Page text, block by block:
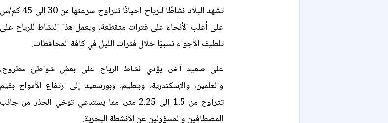
تشهد البلاد نشاطًا للرياح أحيانًا تتراوح سرعتها من 30 إلى 45 كم/س
على أغلب الأنحاء على فترات متقطعة، ويعمل هذا النشاط للرياح على
تلطيف الأجواء نسبيًا خلال فترات الليل في كافة المحافظات.
على صعيد آخر، يؤدي نشاط الرياح على بعض شواطئ مطروح،
والعلمين، والإسكندرية، وبلطيم، وبورسعيد إلى ارتفاع الأمواج بقيم
تتراوح من 1.5 إلى 2.25 متر، مما يستدعي توخي الحذر من جانب
المصطافين والمسؤولين عن الأنشطة البحرية.